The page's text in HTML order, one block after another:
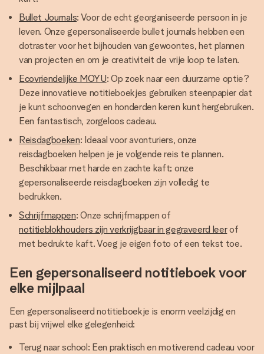
Bullet Journals: Voor de echt georganiseerde persoon in je
leven. Onze gepersonaliseerde bullet journals hebben een
dotraster voor het bijhouden van gewoontes, het plannen
van projecten en om je creativiteit de vrije loop te laten.
Ecovriendelijke MOYU: Op zoek naar een duurzame optie?
Deze innovatieve notitieboekjes gebruiken steenpapier dat
je kunt schoonvegen en honderden keren kunt hergebruiken.
Een fantastisch, zorgeloos cadeau.
Reisdagboeken: Ideaal voor avonturiers, onze
reisdagboeken helpen je je volgende reis te plannen.
Beschikbaar met harde en zachte kaft; onze
gepersonaliseerde reisdagboeken zijn volledig te
bedrukken.
Schrijfmappen: Onze schrijfmappen of
notitieblokhouders zijn verkrijgbaar in gegraveerd leerof
met bedrukte kaft. Voeg je eigen foto of een tekst toe.
Een gepersonaliseerd notitieboek voor
elke mijlpaal
Een gepersonaliseerd notitieboekje is enorm veelzijdig en
past bij vrijwel elke gelegenheid:
Terug naar school: Een praktisch en motiverend cadeau voor